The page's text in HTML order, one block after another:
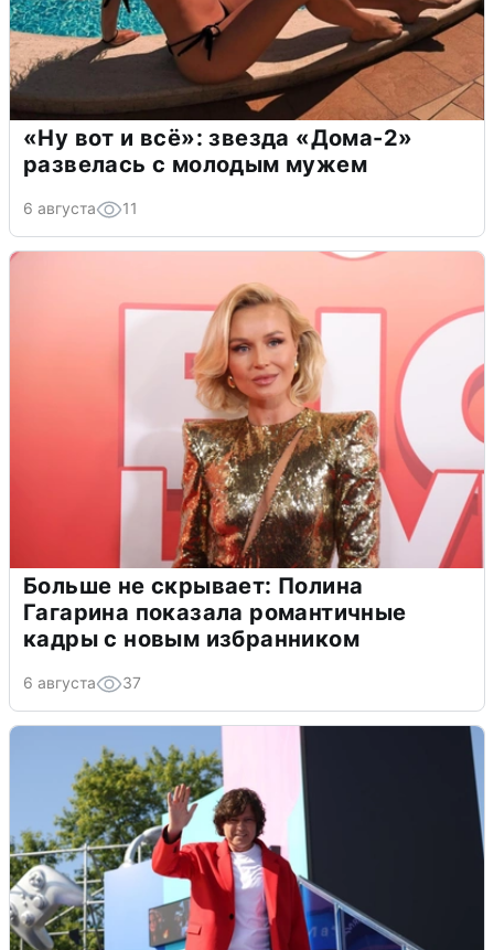
«Ну вот и всё»: звезда «Дома-2»
развелась с молодым мужем
6 августа 11
Больше не скрывает: Полина
Гагарина показала романтичные
кадры с новым избранником
6 августа 37